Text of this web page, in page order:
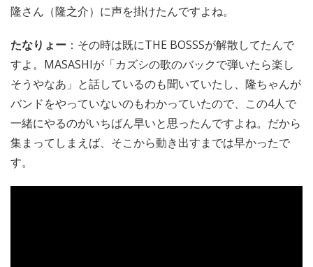
隆さん（隆之介）に声を掛けたんですよね。
たなりょー ：その時は既にTHE BOSSSが解散してたんで
すよ。MASASHIが「カズシの歌のバックで弾いたら楽し
そうやなあ」と話しているのも聞いていたし、隆ちゃんが
バンドをやっていないのもわかっていたので、この4人で
一緒にやるのがいちばん早いと思ったんですよね。だから
集まってしまえば、そこから動き出すまでは早かったで
す。